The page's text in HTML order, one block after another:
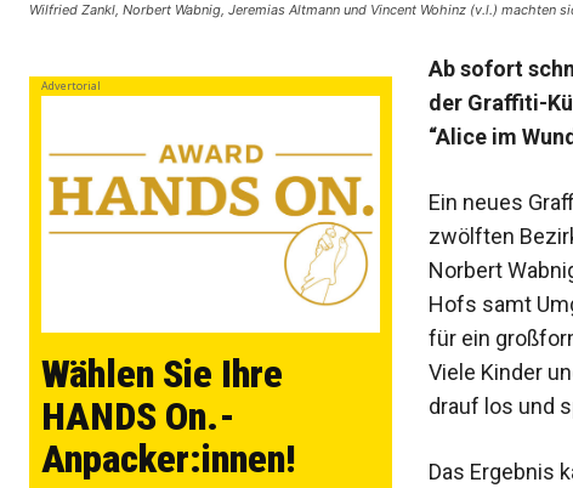
Wilfried Zankl, Norbert Wabnig, Jeremias Altmann und Vincent Wohinz (v.l.) machten
Advertorial
Wählen Sie Ihre
HANDS On.-
Anpacker:innen!
Ab sofort
der Graffiti-
“Alice im
Ein neues
zwölften
Norbert
Hofs samt
für ein
Viele Kinder
drauf los und
Das Ergebnis